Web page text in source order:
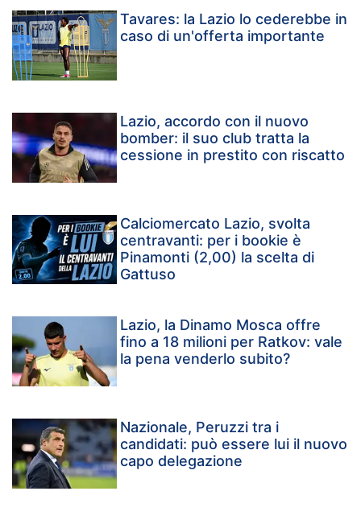
Tavares: la Lazio lo cederebbe in
caso di un'offerta importante
Lazio, accordo con il nuovo
bomber: il suo club tratta la
cessione in prestito con riscatto
Calciomercato Lazio, svolta
centravanti: per i bookie è
Pinamonti (2,00) la scelta di
Gattuso
Lazio, la Dinamo Mosca offre
fino a 18 milioni per Ratkov: vale
la pena venderlo subito?
Nazionale, Peruzzi tra i
candidati: può essere lui il nuovo
capo delegazione